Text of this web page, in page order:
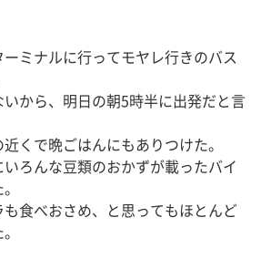
ミナルに行ってモヤレ行きのバス
から、明日の朝5時半に出発だと言
くで晩ごはんにもありつけた。
ろんな豆類のおかずが載ったバイ
食べおさめ、と思ってもほとんど